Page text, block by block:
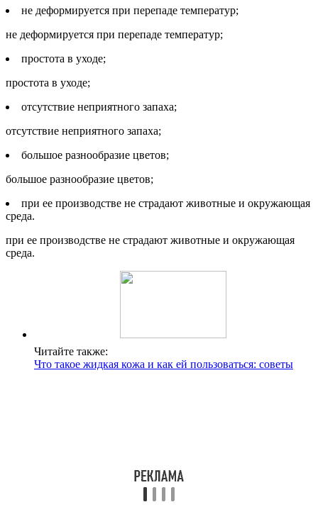
не деформируется при перепаде температур;
не деформируется при перепаде температур;
простота в уходе;
простота в уходе;
отсутствие неприятного запаха;
отсутствие неприятного запаха;
большое разнообразие цветов;
большое разнообразие цветов;
при ее производстве не страдают животные и окружающая
среда.
при ее производстве не страдают животные и окружающая
среда.
Читайте также:
Что такое жидкая кожа и как ей пользоваться: советы